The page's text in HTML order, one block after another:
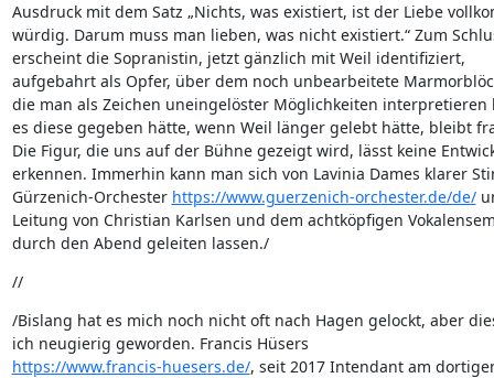
Ausdruck mit dem Satz „Nichts, was existiert, ist der Liebe
würdig. Darum muss man lieben, was nicht existiert.“ Zum
erscheint die Sopranistin, jetzt gänzlich mit Weil identifiziert,
aufgebahrt als Opfer, über dem noch unbearbeitete
die man als Zeichen uneingelöster Möglichkeiten interpretieren
es diese gegeben hätte, wenn Weil länger gelebt hätte, bleibt
Die Figur, die uns auf der Bühne gezeigt wird, lässt keine
erkennen. Immerhin kann man sich von Lavinia Dames klarer
Gürzenich-Orchester https://www.guerzenich-orchester.de/de/
Leitung von Christian Karlsen und dem achtköpfigen
durch den Abend geleiten lassen./
//
/Bislang hat es mich noch nicht oft nach Hagen gelockt, aber
https://www.francis-huesers.de/, seit 2017 Intendant am